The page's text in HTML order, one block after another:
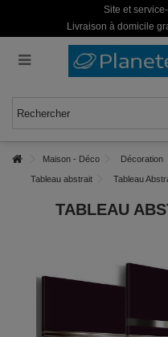
Site et
Livraison à domicile
Maison - Déco Décoration
Tableau abstrait Tableau
TABLEAU